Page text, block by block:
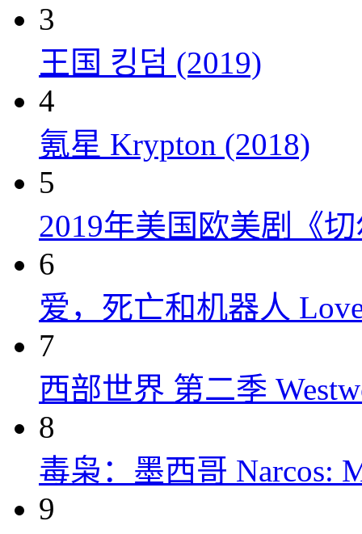
3
王国 킹덤 (2019)
4
氪星 Krypton (2018)
5
2019年美国欧美剧《
6
爱，死亡和机器人
7
西部世界 第二季
8
毒枭：墨西哥 Narcos:
9